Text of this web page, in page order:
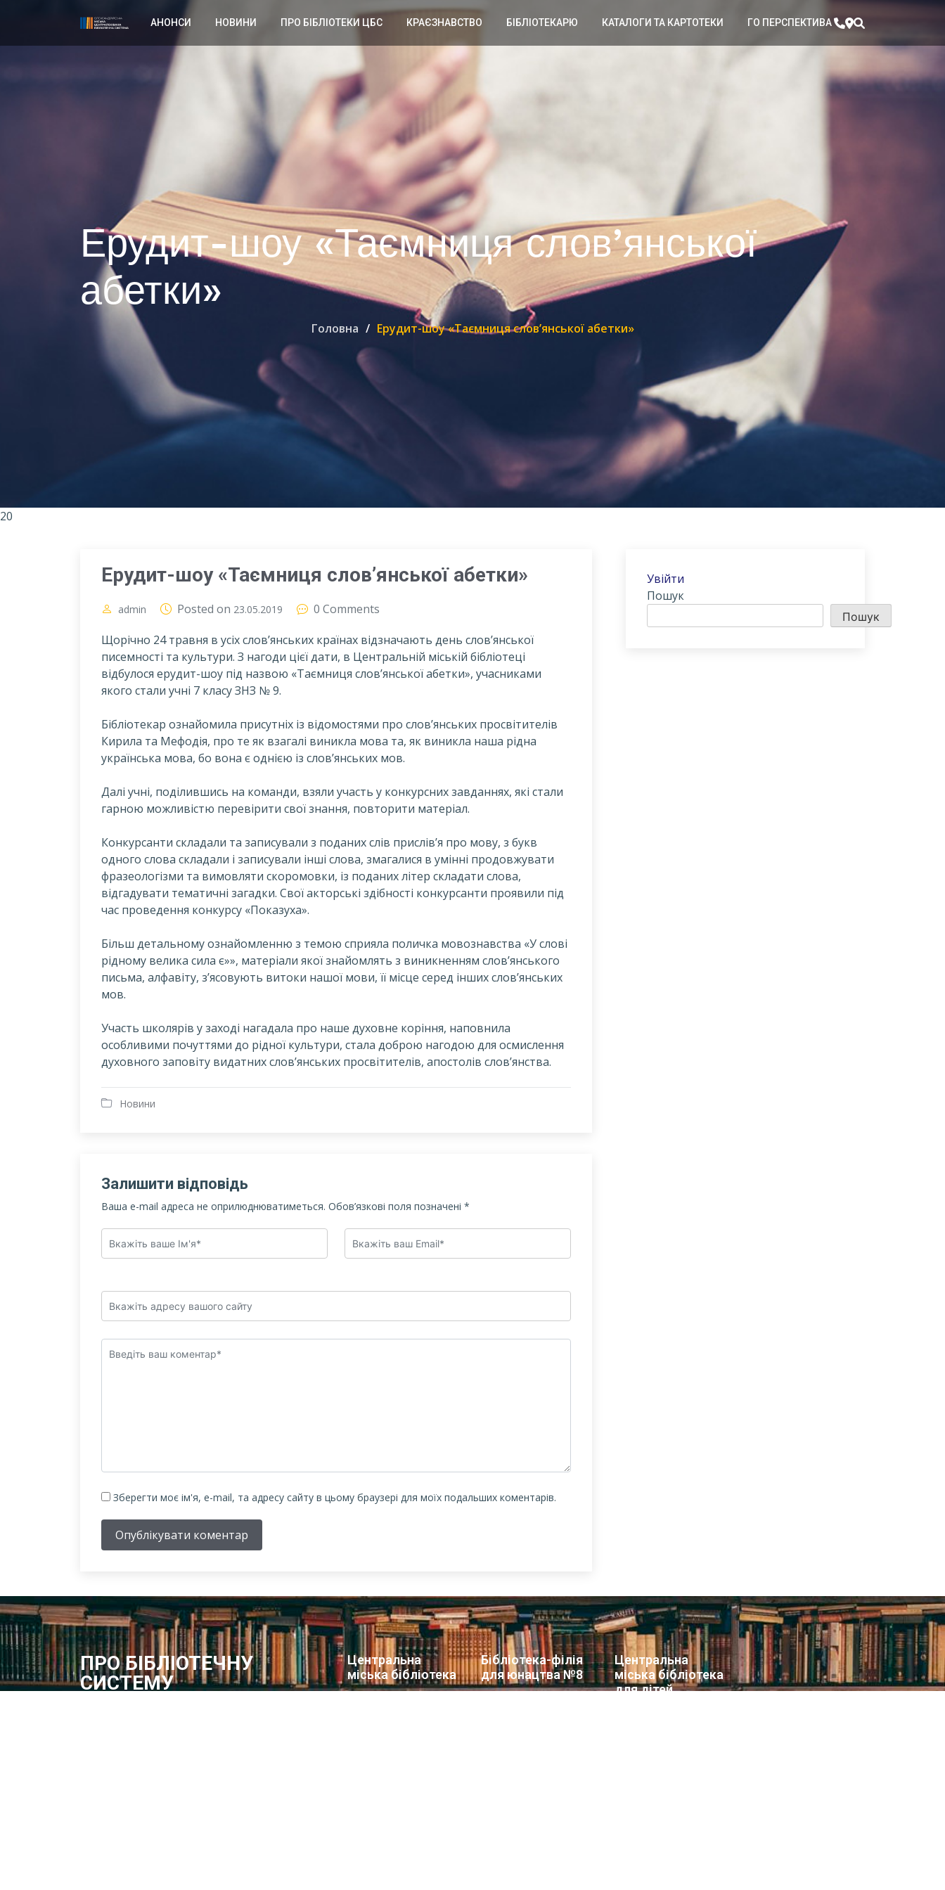
АНОНСИ НОВИНИ ПРО БІБЛІОТЕКИ ЦБС КРАЄЗНАВСТВО БІБЛІОТЕКАРЮ КАТАЛОГИ ТА КАРТОТЕКИ ГО ПЕРСПЕКТИВА
Ерудит-шоу «Таємниця слов’янської
абетки»
Головна Ерудит-шоу «Таємниця слов’янської абетки»
20
Ерудит-шоу «Таємниця слов’янської абетки»
admin Posted on 23.05.2019
0 Comments
Щорічно 24 травня в усіх слов’янських країнах відзначають день слов’янської
писемності та культури. З нагоди цієї дати, в Центральній міській бібліотеці
відбулося ерудит-шоу під назвою «Таємниця слов’янської абетки», учасниками
якого стали учні 7 класу ЗНЗ № 9.
Бібліотекар ознайомила присутніх із відомостями про слов’янських просвітителів
Кирила та Мефодія, про те як взагалі виникла мова та, як виникла наша рідна
українська мова, бо вона є однією із слов’янських мов.
Далі учні, поділившись на команди, взяли участь у конкурсних завданнях, які стали
гарною можливістю перевірити свої знання, повторити матеріал.
Конкурсанти складали та записували з поданих слів прислів’я про мову, з букв
одного слова складали і записували інші слова, змагалися в умінні продовжувати
фразеологізми та вимовляти скоромовки, із поданих літер складати слова,
відгадувати тематичні загадки. Свої акторські здібності конкурсанти проявили під
час проведення конкурсу «Показуха».
Більш детальному ознайомленню з темою сприяла поличка мовознавства «У слові
рідному велика сила є»», матеріали якої знайомлять з виникненням слов’янського
письма, алфавіту, з’ясовують витоки нашої мови, її місце серед інших слов’янських
мов.
Участь школярів у заході нагадала про наше духовне коріння, наповнила
особливими почуттями до рідної культури, стала доброю нагодою для осмислення
духовного заповіту видатних слов’янських просвітителів, апостолів слов’янства.
Новини
Залишити відповідь
Ваша e-mail адреса не оприлюднюватиметься. Обов’язкові поля позначені *
Зберегти моє ім'я, e-mail, та адресу сайту в цьому браузері для моїх подальших коментарів.
Опублікувати коментар
Увійти
Пошук
Пошук
ПРО БІБЛІОТЕЧНУ
СИСТЕМУ
Центральна
міська бібліотека
Бібліотека-філія
для юнацтва №8
Центральна
міська бібліотека
для дітей